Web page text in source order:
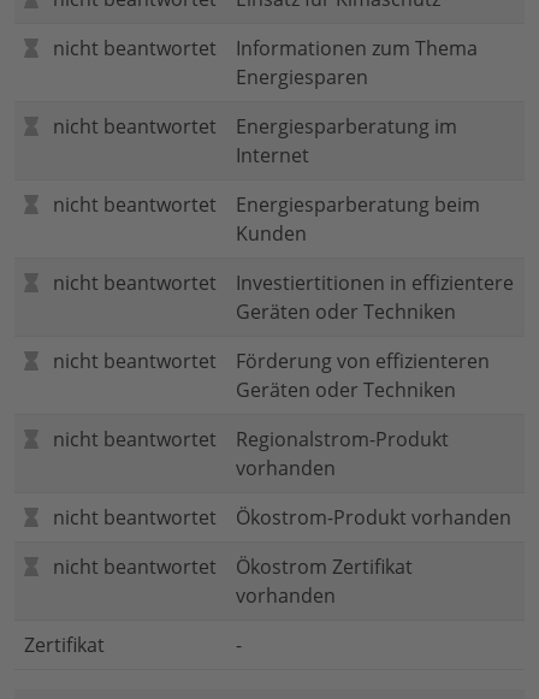
nicht beantwortet
Informationen zum Thema
Energiesparen
nicht beantwortet
Energiesparberatung im
Internet
nicht beantwortet
Energiesparberatung beim
Kunden
nicht beantwortet
Investiertitionen in effizientere
Geräten oder Techniken
nicht beantwortet
Förderung von effizienteren
Geräten oder Techniken
nicht beantwortet
Regionalstrom-Produkt
vorhanden
nicht beantwortet
Ökostrom-Produkt vorhanden
nicht beantwortet
Ökostrom Zertifikat
vorhanden
Zertifikat
-